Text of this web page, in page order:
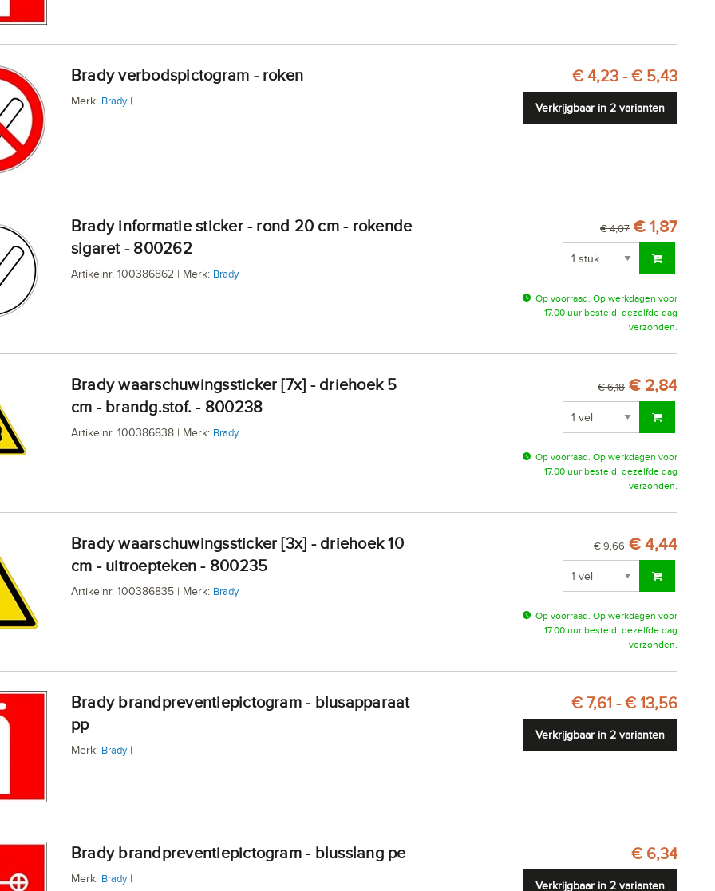
Brady verbodspictogram - roken
Merk: Brady|
€ 4,23 - € 5,43
Verkrijgbaar in 2 varianten
Brady informatie sticker - rond 20 cm - rokende
sigaret - 800262
Artikelnr. 100386862 | Merk: Brady
€ 4,07 € 1,87
Op voorraad. Op werkdagen voor
17.00 uur besteld, dezelfde dag
verzonden.
Brady waarschuwingssticker [7x] - driehoek 5
cm - brandg.stof. - 800238
Artikelnr. 100386838 | Merk: Brady
€ 6,18 € 2,84
Op voorraad. Op werkdagen voor
17.00 uur besteld, dezelfde dag
verzonden.
Brady waarschuwingssticker [3x] - driehoek 10
cm - uitroepteken - 800235
Artikelnr. 100386835 | Merk: Brady
€ 9,66 € 4,44
Op voorraad. Op werkdagen voor
17.00 uur besteld, dezelfde dag
verzonden.
Brady brandpreventiepictogram - blusapparaat
pp
Merk: Brady|
€ 7,61 - € 13,56
Verkrijgbaar in 2 varianten
Brady brandpreventiepictogram - blusslang pe
Merk: Brady|
€ 6,34
Verkrijgbaar in 2 varianten